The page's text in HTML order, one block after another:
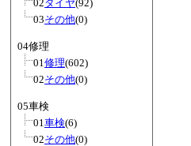
02タイヤ(92)
03その他(0)
04修理
01修理(602)
02その他(0)
05車検
01車検(6)
02その他(0)